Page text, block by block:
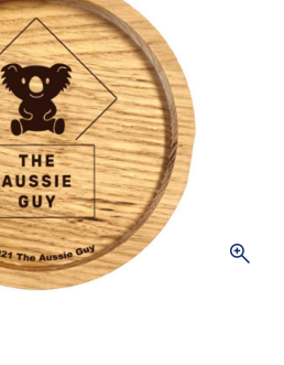
zoom_in